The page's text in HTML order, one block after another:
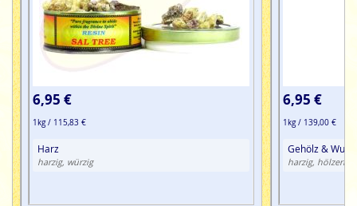
6,95 €
1kg / 115,83 €
Harz
harzig, würzig
6,95 €
1kg / 139,00 €
Gehölz &
harzig, hölzern,